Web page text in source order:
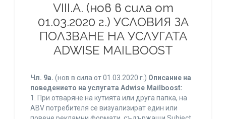
VIII.A. (нов в сила от
01.03.2020 г.) УСЛОВИЯ ЗА
ПОЛЗВАНЕ НА УСЛУГАТА
ADWISE MAILBOOST
Чл. 9а. (нов в сила от 01.03.2020 г.) Описание на
поведението на услугата Adwise Mailboost:
1. При отваряне на кутията или друга папка, на
ABV потребителя се визуализират един или